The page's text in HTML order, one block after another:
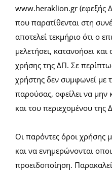
www.heraklion.gr (εφεξής
που παρατίθενται στη
αποτελεί τεκμήριο ότι ο
μελετήσει, κατανοήσει
χρήσης της ΔΠ. Σε
χρήστης δεν συμφωνεί με
παρούσας, οφείλει να
και του περιεχομένου της
Οι παρόντες όροι χρήσης
και να ενημερώνονται
προειδοποίηση.